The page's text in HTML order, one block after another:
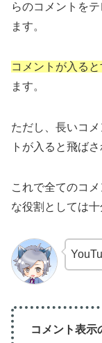
らのコメントを
ます。
コメントが入る
ます。
ただし、長いコ
トが入ると飛ばさ
これで全てのコ
な役割としては十
コメント表示